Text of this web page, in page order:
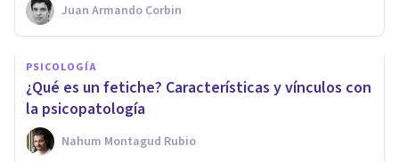
Juan Armando Corbin
PSICOLOGÍA
¿Qué es un fetiche? Características y vínculos con
la psicopatología
Nahum Montagud Rubio